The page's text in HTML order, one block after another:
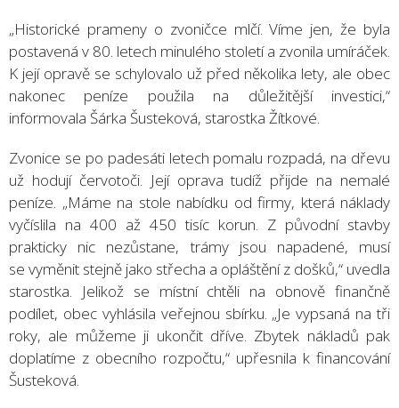
„Historické prameny o zvoničce mlčí. Víme jen, že byla
postavená v 80. letech minulého století a zvonila umíráček.
K její opravě se schylovalo už před několika lety, ale obec
nakonec peníze použila na důležitější investici,“
informovala Šárka Šusteková, starostka Žítkové.
Zvonice se po padesáti letech pomalu rozpadá, na dřevu
už hodují červotoči. Její oprava tudíž přijde na nemalé
peníze. „Máme na stole nabídku od firmy, která náklady
vyčíslila na 400 až 450 tisíc korun. Z původní stavby
prakticky nic nezůstane, trámy jsou napadené, musí
se vyměnit stejně jako střecha a opláštění z došků,“ uvedla
starostka. Jelikož se místní chtěli na obnově finančně
podílet, obec vyhlásila veřejnou sbírku. „Je vypsaná na tři
roky, ale můžeme ji ukončit dříve. Zbytek nákladů pak
doplatíme z obecního rozpočtu,“ upřesnila k financování
Šusteková.